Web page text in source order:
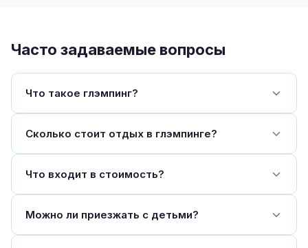
Часто задаваемые вопросы
Что такое глэмпинг?
Сколько стоит отдых в глэмпинге?
Что входит в стоимость?
Можно ли приезжать с детьми?